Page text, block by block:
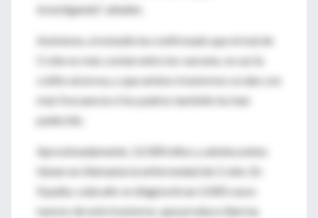
investigando", añaden.
Asimismo, el estudio ha confirmado que el mal de
Crohn es más común entre los varones, no así la
colitis ulcerosa, y que ambos trastornos se dan con
más frecuencia si los padres también los han
padecido.
Aproximadamente, 12.000 niños y adolescentes
tienen en Alemania la enfermedad de Crohn. En
España, cada año se diagnostican 2.000 casos
nuevos de este trastorno, que produce diarrea,